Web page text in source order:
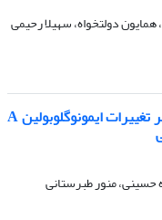
دولتخواه، سهیلا رحیمی
تأثیر یک جلسه فعالیت هوازی وامانده‏ساز بر تغییرات ایمونوگلوبولین A
منور طبرستانی